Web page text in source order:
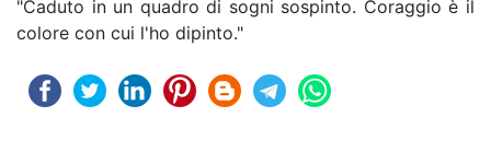
"Caduto in un quadro di sogni sospinto. Coraggio è il
colore con cui l'ho dipinto."